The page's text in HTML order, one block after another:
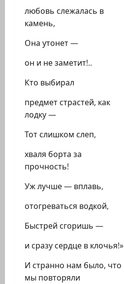
любовь слежалась в
камень,
Она утонет —
он и не заметит!..
Кто выбирал
предмет страстей, как
лодку —
Тот слишком слеп,
хваля борта за
прочность!
Уж лучше — вплавь,
отогреваться водкой,
Быстрей сгоришь —
и сразу сердце в клочья!»
И странно нам было, что
мы повторяли